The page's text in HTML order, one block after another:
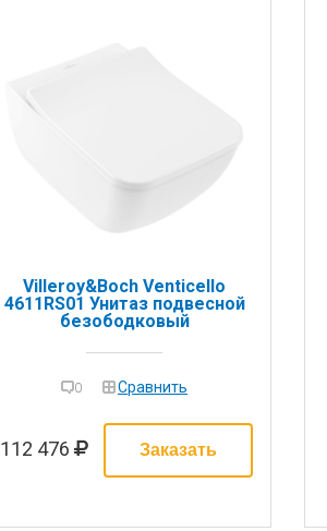
Villeroy&Boch Venticello
4611RS01 Унитаз подвесной
безободковый
0 Сравнить
112 476